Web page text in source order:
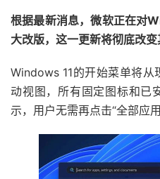
根据最新消息，微软正在对
大改版，这一更新将彻底改变
Windows 11的开始菜单将
动视图，所有固定图标和已
示，用户无需再点击“全部应